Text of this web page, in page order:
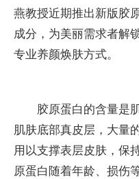
燕教授近期推出新版胶
成分，为美丽需求者解
专业养颜焕肤方式。
胶原蛋白的含量是
肌肤底部真皮层，大量
用以支撑表层皮肤，保
原蛋白随着年龄、损伤